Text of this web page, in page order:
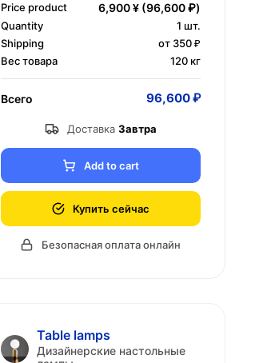
Price product 6,900 ¥ (96,600 ₽)
Quantity 1 шт.
Shipping
от 350 ₽
Вес товара
120 кг
Всего 96,600 ₽
Доставка Завтра
Add to cart
Купить сейчас
Безопасная оплата онлайн
Table lamps
Дизайнерские настольные